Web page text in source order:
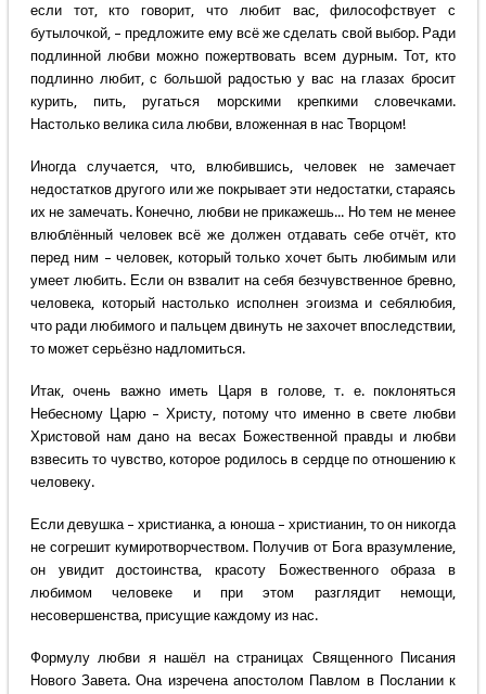
если тот, кто говорит, что любит вас, философствует с
бутылочкой, – предложите ему всё же сделать свой выбор. Ради
подлинной любви можно пожертвовать всем дурным. Тот, кто
подлинно любит, с большой радостью у вас на глазах бросит
курить, пить, ругаться морскими крепкими словечками.
Настолько велика сила любви, вложенная в нас Творцом!
Иногда случается, что, влюбившись, человек не замечает
недостатков другого или же покрывает эти недостатки, стараясь
их не замечать. Конечно, любви не прикажешь... Но тем не менее
влюблённый человек всё же должен отдавать себе отчёт, кто
перед ним – человек, который только хочет быть любимым или
умеет любить. Если он взвалит на себя безчувственное бревно,
человека, который настолько исполнен эгоизма и себялюбия,
что ради любимого и пальцем двинуть не захочет впоследствии,
то может серьёзно надломиться.
Итак, очень важно иметь Царя в голове, т. е. поклоняться
Небесному Царю – Христу, потому что именно в свете любви
Христовой нам дано на весах Божественной правды и любви
взвесить то чувство, которое родилось в сердце по отношению к
человеку.
Если девушка – христианка, а юноша – христианин, то он никогда
не согрешит кумиротворчеством. Получив от Бога вразумление,
он увидит достоинства, красоту Божественного образа в
любимом человеке и при этом разглядит немощи,
несовершенства, присущие каждому из нас.
Формулу любви я нашёл на страницах Священного Писания
Нового Завета. Она изречена апостолом Павлом в Послании к